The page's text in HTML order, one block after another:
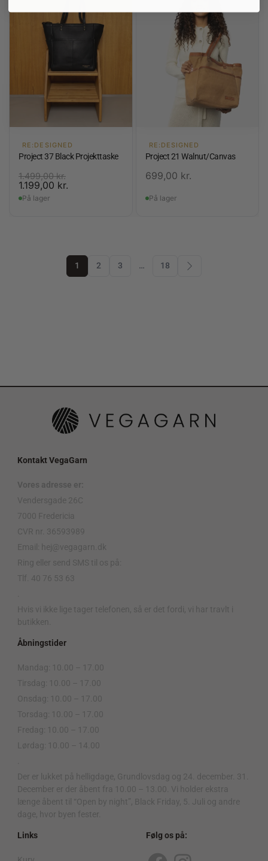
RE:DESIGNED
Project 37 Black Projekttaske
1.499,00kr.
1.199,00 kr.
På lager
RE:DESIGNED
Project 21 Walnut/Canvas
699,00 kr.
På lager
1 2 3 … 18
Kontakt VegaGarn
Vores adresse er:
Vendersgade 26C
7000 Fredericia
CVR nr. 36593989
Email: hej@vegagarn.dk
Ring eller send SMS til os på:
Tlf. 40 76 53 63
Hvis vi ikke lige tager telefonen, så er det fordi, vi har travlt i
butikken.
Åbningstider
Mandag: 10.00 – 17.00
Tirsdag: 10.00 – 17.00
Onsdag: 10.00 – 17.00
Torsdag: 10.00 – 17.00
Fredag: 10.00 – 17.00
Lørdag: 10.00 – 14.00
Der er lukket på helligdage, Grundlovsdag og 24. december. 31.
December er der åbent fra 10.00 – 13.00. Vi holder ekstra
længe åbent til “Open by night”, Black Friday, 5. Juli og andre
dage, hvor byen fester.
Links Følg os på: